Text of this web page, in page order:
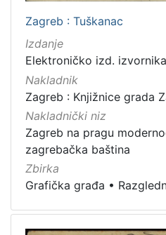
Zagreb : Tuškanac
Izdanje
Elektroničko izd.
Nakladnik
Zagreb : Knjižnice grada
Nakladnički niz
Zagreb na pragu
zagrebačka baština
Zbirka
Grafička građa •